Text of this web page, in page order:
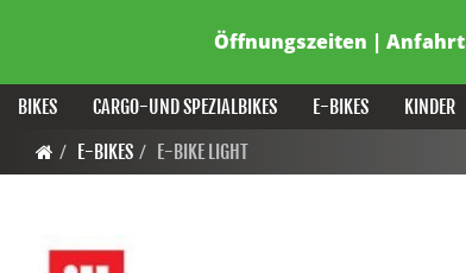
Öffnungszeiten | Anfahrt
BIKES CARGO-UND SPEZIALBIKES E-BIKES KINDER
E-BIKES
E-BIKE LIGHT